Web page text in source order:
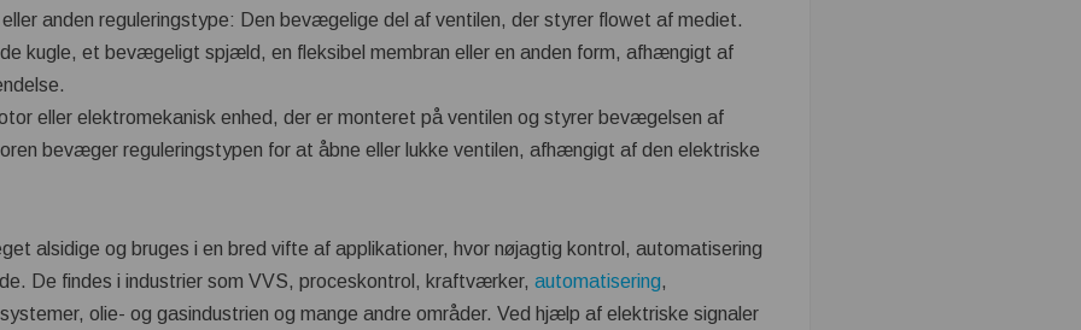
anden reguleringstype: Den bevægelige del af ventilen, der styrer flowet af mediet.
kugle, et bevægeligt spjæld, en fleksibel membran eller en anden form, afhængigt af
eller elektromekanisk enhed, der er monteret på ventilen og styrer bevægelsen af
bevæger reguleringstypen for at åbne eller lukke ventilen, afhængigt af den elektriske
alsidige og bruges i en bred vifte af applikationer, hvor nøjagtig kontrol, automatisering
De findes i industrier som VVS, proceskontrol, kraftværker,automatisering,
olie- og gasindustrien og mange andre områder. Ved hjælp af elektriske signaler